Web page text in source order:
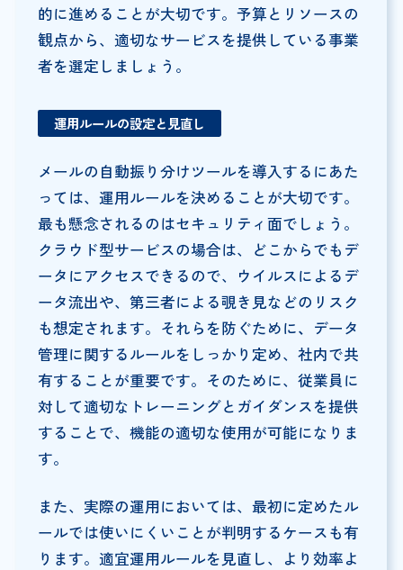
的に進めることが大切です。予算とリソースの
観点から、適切なサービスを提供している事業
者を選定しましょう。
運用ルールの設定と見直し
メールの自動振り分けツールを導入するにあた
っては、運用ルールを決めることが大切です。
最も懸念されるのはセキュリティ面でしょう。
クラウド型サービスの場合は、どこからでもデ
ータにアクセスできるので、ウイルスによるデ
ータ流出や、第三者による覗き見などのリスク
も想定されます。それらを防ぐために、 データ
管理に関するルールをしっかり定め、社内で共
有することが重要です。そのために、従業員に
対して適切なトレーニングとガイダンスを提供
することで、機能の適切な使用が可能になりま
す。
また、実際の運用においては、最初に定めたル
ールでは使いにくいことが判明するケースも有
ります。適宜運用ルールを見直し、より効率よ